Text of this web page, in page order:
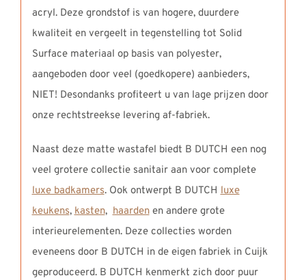
acryl. Deze grondstof is van hogere, duurdere
kwaliteit en vergeelt in tegenstelling tot Solid
Surface materiaal op basis van polyester,
aangeboden door veel (goedkopere) aanbieders,
NIET! Desondanks profiteert u van lage prijzen door
onze rechtstreekse levering af-fabriek.
Naast deze matte wastafel biedt B DUTCH een nog
veel grotere collectie sanitair aan voor complete
luxe badkamers. Ook ontwerpt B DUTCH luxe
keukens, kasten, haardenen andere grote
interieurelementen. Deze collecties worden
eveneens door B DUTCH in de eigen fabriek in Cuijk
geproduceerd. B DUTCH kenmerkt zich door puur